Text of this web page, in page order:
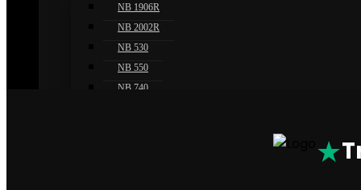
NB 1906R
NB 2002R
NB 530
NB 550
NB 740
★